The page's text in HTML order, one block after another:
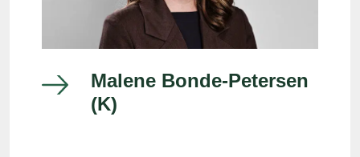
Malene Bonde-Petersen
(K)